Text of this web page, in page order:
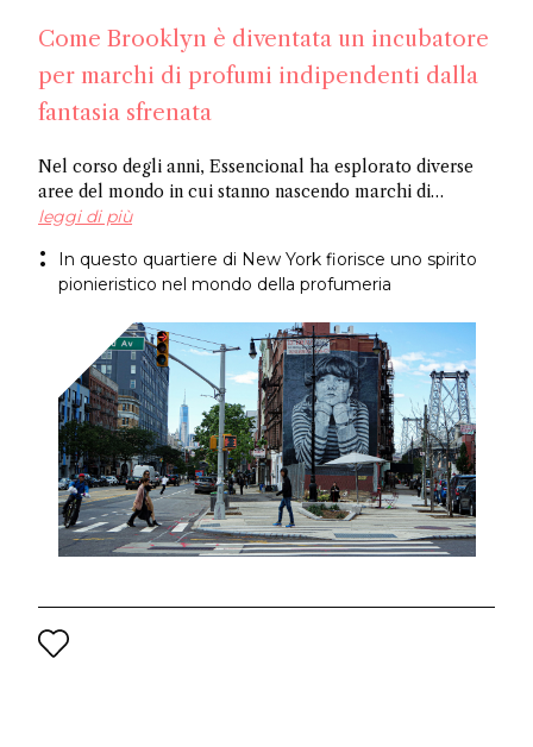
Come Brooklyn è diventata un incubatore
per marchi di profumi indipendenti dalla
fantasia sfrenata
Nel corso degli anni, Essencional ha esplorato diverse
aree del mondo in cui stanno nascendo marchi di
profumi indipendenti: da Amsterdam a Shoreditch e ora
che prosperano nell'apertura artistica per cui questo
luogo è famoso e pianifica una visita ai negozi che
leggi di più
In questo quartiere di New York fiorisce uno spirito
pionieristico nel mondo della profumeria